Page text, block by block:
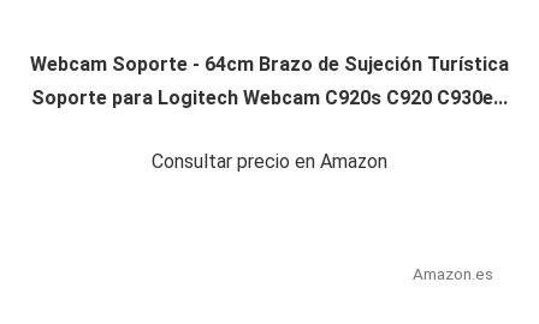
Webcam Soporte - 64cm Brazo de Sujeción Turística
Soporte para Logitech Webcam C920s C920 C930e...
Consultar precio en Amazon
Amazon.es